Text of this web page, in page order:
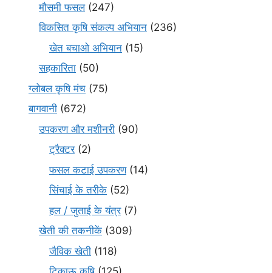
मौसमी फसल(247)
विकसित कृषि संकल्प अभियान (236)
खेत बचाओ अभियान (15)
सहकारिता (50)
ग्लोबल कृषि मंच (75)
बागवानी (672)
उपकरण और मशीनरी (90)
ट्रैक्टर(2)
फसल कटाई उपकरण(14)
सिंचाई के तरीके (52)
हल / जुताई के यंत्र(7)
खेती की तकनीकें (309)
जैविक खेती (118)